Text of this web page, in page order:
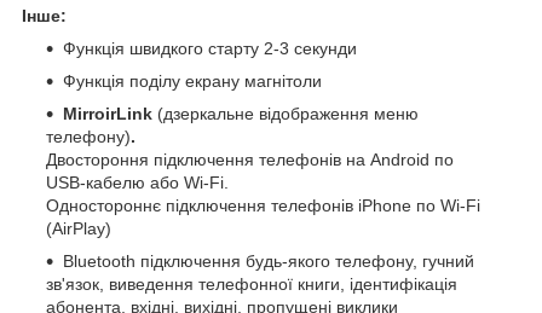
Інше:
Функція швидкого старту 2-3 секунди
Функція поділу екрану магнітоли
MirroirLink (дзеркальне відображення меню
телефону).
Двостороння підключення телефонів на Android по
USB-кабелю або Wi-Fi.
Одностороннє підключення телефонів iPhone по Wi-Fi
(AirPlay)
Bluetooth підключення будь-якого телефону, гучний
зв'язок, виведення телефонної книги, ідентифікація
абонента, вхідні, вихідні, пропущені виклики